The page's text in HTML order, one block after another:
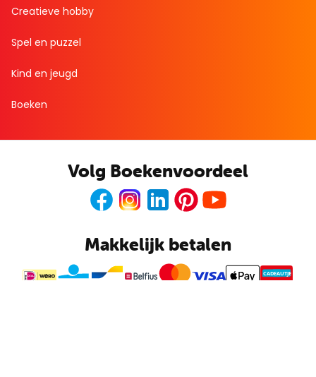
Creatieve hobby
Spel en puzzel
Kind en jeugd
Boeken
Volg Boekenvoordeel
FacebookInstagramLinkedInPinterest
Makkelijk betalen
CADEAUTJE